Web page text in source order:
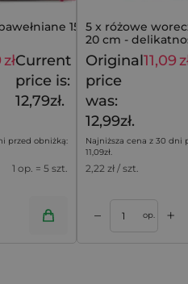
15 x 20
15,99 zł
złCurrent
price is:
12,79zł.
przed obniżką:
1 op. = 5 szt.
5 x różowe
20 cm -
jednym
Original
price
was:
12,99zł.
11,09
Najniższa cena z 30 dni
11,09zł.
2,22 zł / szt.
– op. +